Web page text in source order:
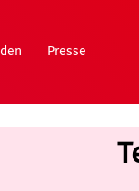
Presse